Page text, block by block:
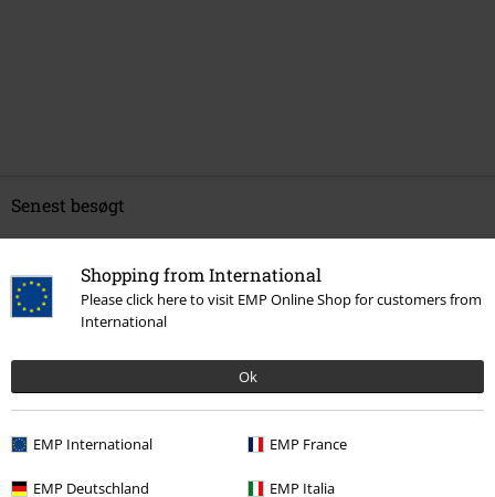
Shopping from International
Please click here to visit EMP Online Shop for customers from
International
Ok
EMP International EMP France
EMP Deutschland EMP Italia
Senest besøgt
kr 199.95